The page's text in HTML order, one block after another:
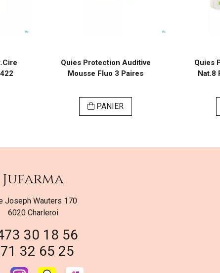
Quies Protection Auditive
Mousse Fluo 3 Paires
PANIER
Quies
Nat.8
Jufarma
Joseph Wauters 170
6020 Charleroi
30 18 56
32 65 25